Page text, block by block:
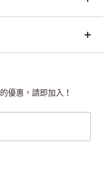
優惠，請即加入！